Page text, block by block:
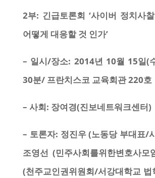
2부: 긴급토론회 ‘사이버 정치사
어떻게 대응할 것 인가’
– 일시/장소: 2014년 10월 15일(
30분/ 프란치스코 교육회관 220호
– 사회: 장여경(진보네트워크센터)
– 토론자: 정진우 (노동당 부대표/
조영선 (민주사회를위한변호사모
(천주교인권위원회/서강대학교 법